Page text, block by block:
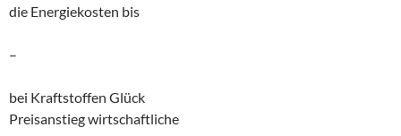
die Energiekosten bis
–
bei Kraftstoffen Glück
Preisanstieg wirtschaftliche